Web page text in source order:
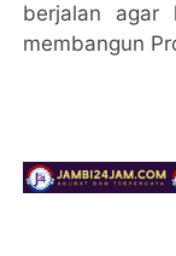
berjalan agar
membangun